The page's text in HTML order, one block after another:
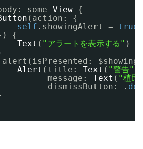
some View {
(action: {
self .showingAlert = true
{
Text ( "アラートを表示する" )
Alert (title: Text ( "警告"
message: Text ( "植民
dismissButton: .